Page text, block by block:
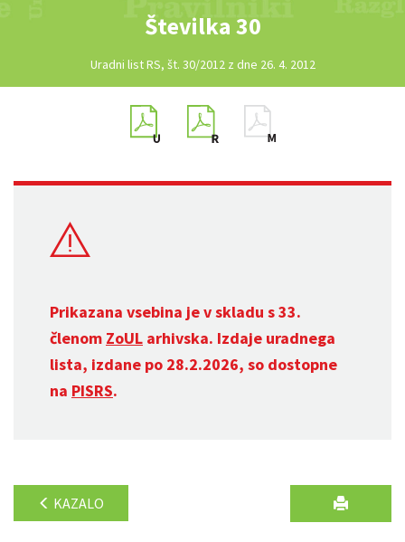
Številka 30
Uradni list RS, št. 30/2012 z dne 26. 4. 2012
Prikazana vsebina je v skladu s 33.
členom ZoUL arhivska. Izdaje uradnega
lista, izdane po 28.2.2026, so dostopne
na PISRS.
KAZALO